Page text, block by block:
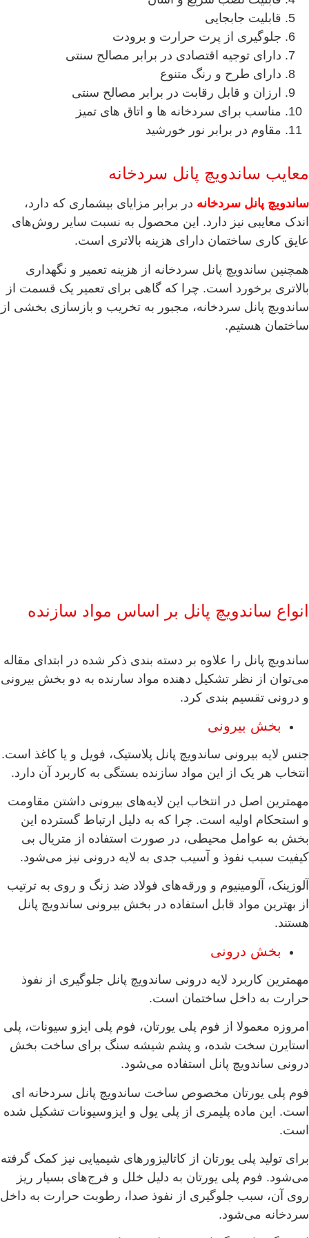
قابلیت جابجایی
جلوگیری از پرت حرارت و برودت
دارای توجیه اقتصادی در برابر مصالح سنتی
دارای طرح و رنگ متنوع
ارزان و قابل رقابت در برابر مصالح سنتی
مناسب برای سردخانه ها و اتاق های تمیز
مقاوم در برابر نور خورشید
معایب ساندویچ پانل سردخانه
ساندویچ پانل سردخانه در برابر مزایای بیشماری که دارد،
اندک معایبی نیز دارد. این محصول به نسبت سایر روش‌های
عایق کاری ساختمان دارای هزینه بالاتری است.
همچنین ساندویچ پانل سردخانه از هزینه تعمیر و نگهداری
بالاتری برخورد است. چرا که گاهی برای تعمیر یک قسمت از
ساندویچ پانل سردخانه، مجبور به تخریب و بازسازی بخشی از
ساختمان هستیم.
انواع ساندویچ پانل بر اساس مواد سازنده
ساندویچ پانل را علاوه بر دسته بندی ذکر شده در ابتدای مقاله
می‌توان از نظر تشکیل دهنده مواد سارنده به دو بخش بیرونی
و درونی تقسیم بندی کرد.
بخش بیرونی
جنس لایه بیرونی ساندویچ پانل پلاستیک، فویل و یا کاغذ است.
انتخاب هر یک از این مواد سازنده بستگی به کاربرد آن دارد.
مهمترین اصل در انتخاب این لایه‌های بیرونی داشتن مقاومت
و استحکام اولیه است. چرا که به دلیل ارتباط گسترده این
بخش به عوامل محیطی، در صورت استفاده از متریال بی
کیفیت سبب نفوذ و آسیب جدی به لایه درونی نیز می‌شود.
آلوزینک، آلومینیوم و ورقه‌های فولاد ضد زنگ و روی به ترتیب
از بهترین مواد قابل استفاده در بخش بیرونی ساندویچ پانل
هستند.
بخش درونی
مهمترین کاربرد لایه درونی ساندویچ پانل جلوگیری از نفوذ
حرارت به داخل ساختمان است.
امروزه معمولا از فوم پلی یورتان، فوم پلی ایزو سیونات، پلی
استایرن سخت شده، و پشم شیشه سنگ برای ساخت بخش
درونی ساندویچ پانل استفاده می‌شود.
فوم پلی یورتان مخصوص ساخت ساندویچ پانل سردخانه ای
است. این ماده پلیمری از پلی یول و ایزوسیونات تشکیل شده
است.
برای تولید پلی یورتان از کاتالیزورهای شیمیایی نیز کمک گرفته
می‌شود. فوم پلی یورتان به دلیل خلل و فرج‌های بسیار ریز
روی آن، سبب جلوگیری از نفوذ صدا، رطوبت حرارت به داخل
سردخانه می‌شود.